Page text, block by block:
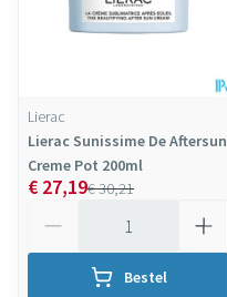
Lierac
Lierac Sunissime De Aftersun
Creme Pot 200ml
€ 30,21
€ 27,19
Bestel